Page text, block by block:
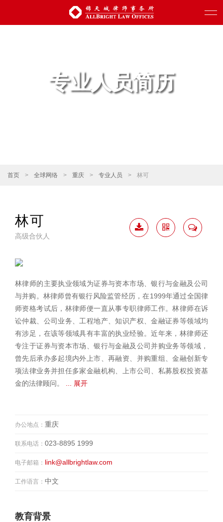
专业人员简历
首页 > 全球网络 > 重庆 > 专业人员 > 林可
林可
高级合伙人
林律师的主要执业领域为证券与资本市场、银行与金融及公司
与并购。林律师曾有银行风险监管经历，在1999年通过全国律
师资格考试后，林律师便一直从事专职律师工作。林律师在诉
讼仲裁、公司业务、工程地产、知识产权、金融证券等领域均
有涉足，在该等领域具有丰富的执业经验。近年来，林律师还
专注于证券与资本市场、银行与金融及公司并购业务等领域，
曾先后承办多起境内外上市、再融资、并购重组、金融创新专
项法律业务并担任多家金融机构、上市公司、私募股权投资基
金的法律顾问。
... 展开
办公地点： 重庆
联系电话： 023-8895 1999
电子邮箱： link@allbrightlaw.com
工作语言： 中文
教育背景